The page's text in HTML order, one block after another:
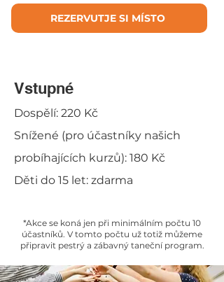
REZERVUTJE SI MÍSTO
Vstupné
Dospělí: 220 Kč
Snížené (pro účastníky našich
probíhajících kurzů): 180 Kč
Děti do 15 let: zdarma
*Akce se koná jen při minimálním počtu 10
účastníků. V tomto počtu už totiž můžeme
připravit pestrý a zábavný taneční program.